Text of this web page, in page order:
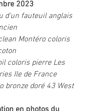
2023
d'un fauteuil anglais
Montéro coloris
coloris pierre Les
Ile de France
bronze doré 43 West